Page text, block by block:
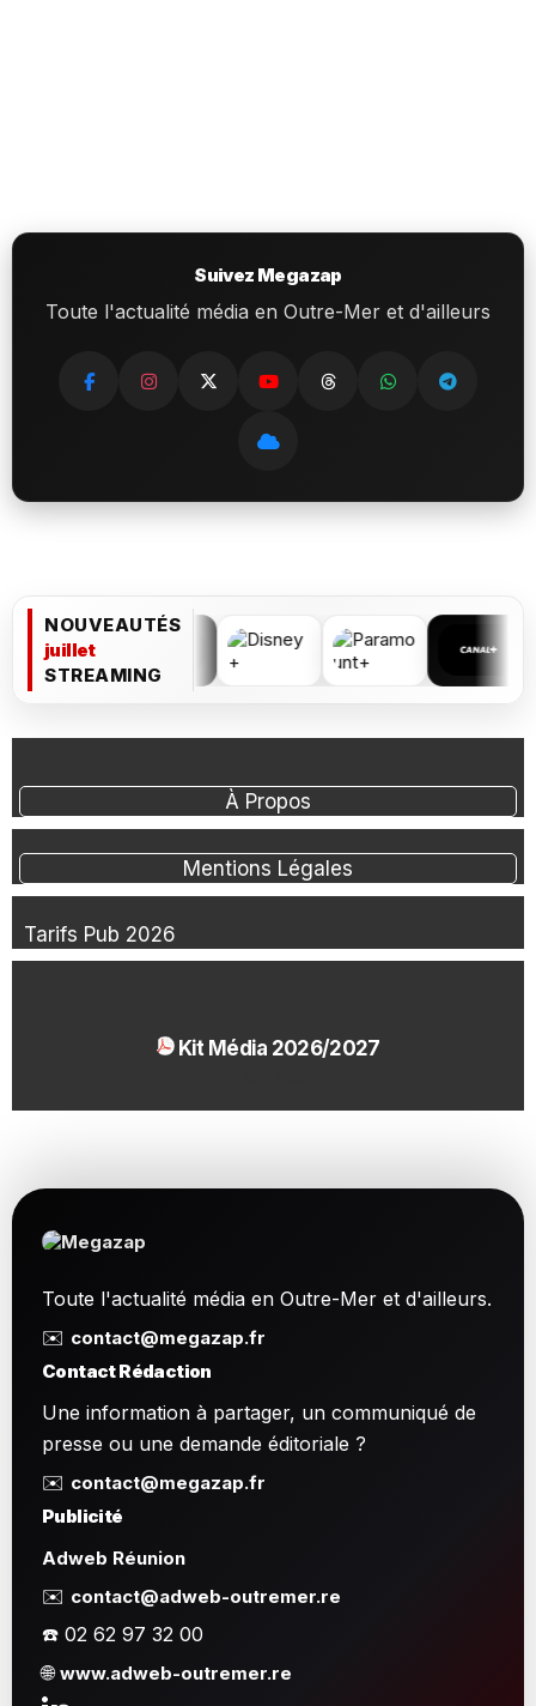
Suivez Megazap
Toute l'actualité média en Outre-Mer et d'ailleurs
NOUVEAUTÉS
juillet
STREAMING
À Propos
Mentions Légales
Tarifs Pub 2026
Kit Média 2026/2027
Toute l'actualité média en Outre-Mer et d'ailleurs.
✉️ contact@megazap.fr
Contact Rédaction
Une information à partager, un communiqué de
presse ou une demande éditoriale ?
✉️ contact@megazap.fr
Publicité
Adweb Réunion
✉️ contact@adweb-outremer.re
☎️ 02 62 97 32 00
🌐www.adweb-outremer.re